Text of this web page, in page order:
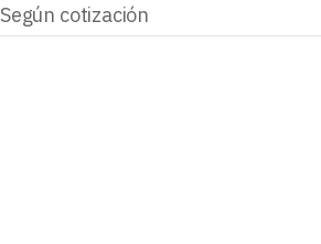
Según cotización